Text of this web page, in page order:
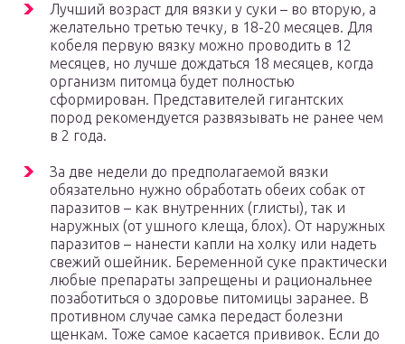
Лучший возраст для вязки у суки – во вторую, а
желательно третью течку, в 18-20 месяцев. Для
кобеля первую вязку можно проводить в 12
месяцев, но лучше дождаться 18 месяцев, когда
организм питомца будет полностью
сформирован. Представителей гигантских
пород рекомендуется развязывать не ранее чем
в 2 года.
За две недели до предполагаемой вязки
обязательно нужно обработать обеих собак от
паразитов – как внутренних (глисты), так и
наружных (от ушного клеща, блох). От наружных
паразитов – нанести капли на холку или надеть
свежий ошейник. Беременной суке практически
любые препараты запрещены и рациональнее
позаботиться о здоровье питомицы заранее. В
противном случае самка передаст болезни
щенкам. Тоже самое касается прививок. Если до